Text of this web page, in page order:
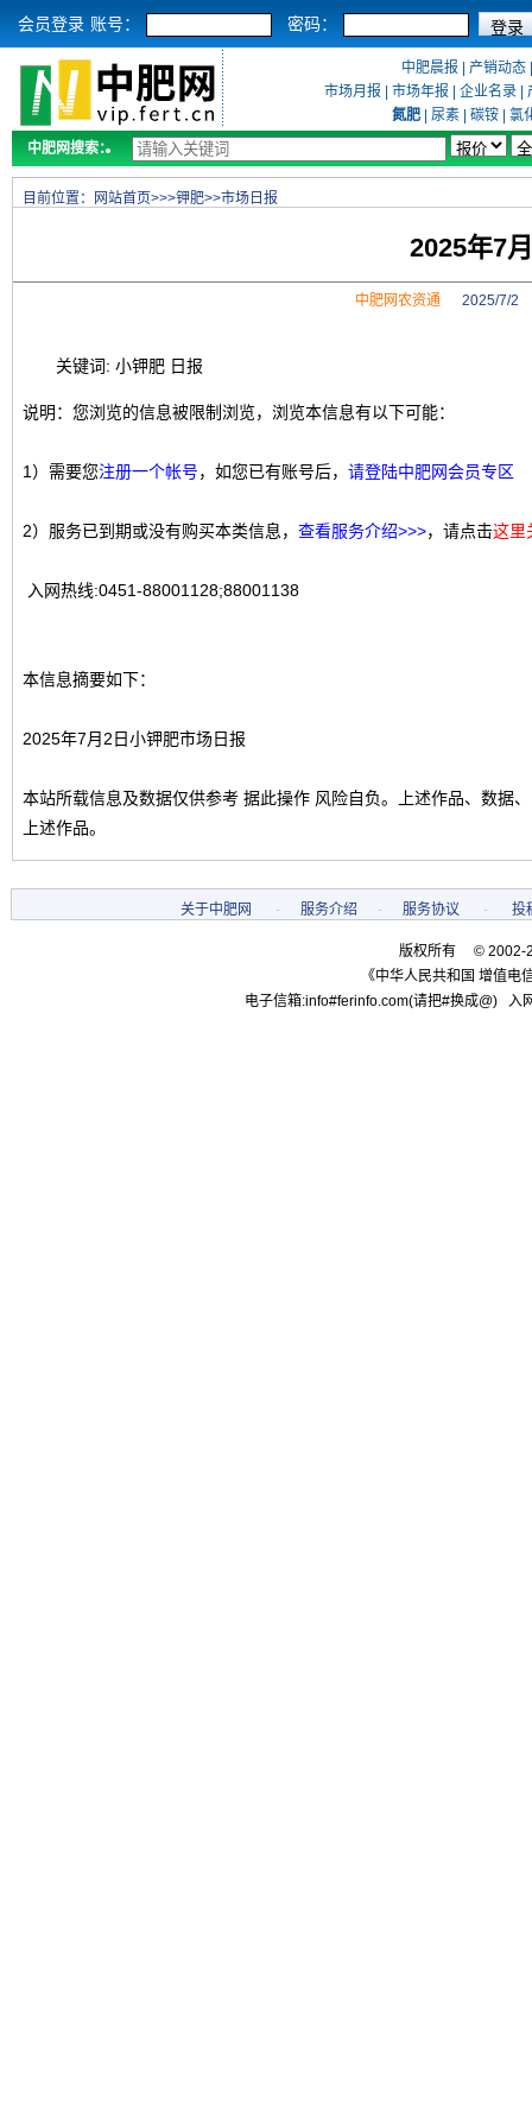
会员登录 账号： 密码：
中肥晨报 产销动态
市场月报
市场年报 企业名录
氮肥
尿素 碳铵
氯
中肥网搜索：
目前位置： 网站首页>>>钾肥>>市场日报
2025年7
中肥网农资通2025/7/2
关键词: 小钾肥 日报
说明：您浏览的信息被限制浏览，浏览本信息有以下可能：
1）需要您注册一个帐号，如您已有账号后， 请登陆中肥网会员专区
2）服务已到期或没有购买本类信息， 查看服务介绍>>>，请点击这里
入网热线:0451-88001128;88001138
本信息摘要如下：
2025年7月2日小钾肥市场日报
本站所载信息及数据仅供参考 据此操作 风险自负。上述作品、数据
上述作品。
关于中肥网 - 服务介绍 - 服务协议 - 投
版权所有 © 2002-
《中华人民共和国 增值电
电子信箱:info#ferinfo.com(请把#换成@)